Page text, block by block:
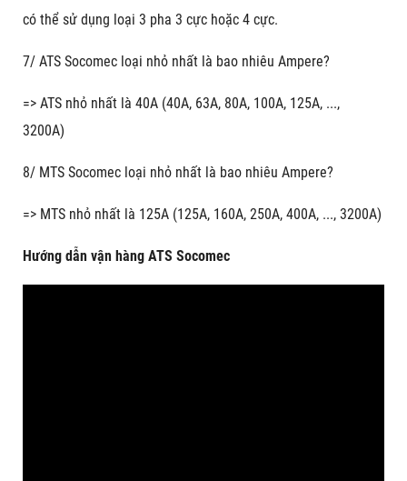
có thể sử dụng loại 3 pha 3 cực hoặc 4 cực.
7/ ATS Socomec loại nhỏ nhất là bao nhiêu Ampere?
=> ATS nhỏ nhất là 40A (40A, 63A, 80A, 100A, 125A, ...,
3200A)
8/ MTS Socomec loại nhỏ nhất là bao nhiêu Ampere?
=> MTS nhỏ nhất là 125A (125A, 160A, 250A, 400A, ..., 3200A)
Hướng dẫn vận hàng ATS Socomec